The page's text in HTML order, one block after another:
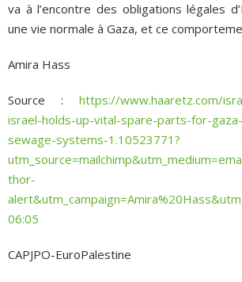
va à l’encontre des obligations légales
une vie normale à Gaza, et ce
Amira Hass
Source : https://www.haaretz.com/
israel-holds-up-vital-spare-parts-for-
sewage-systems-1.10523771?
thor-
06:05
CAPJPO-EuroPalestine